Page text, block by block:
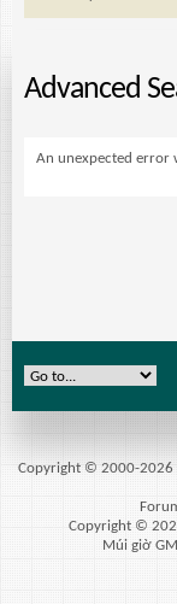
Advanced
An unexpected error
Copyright © 2000-2026
Copyright ©
Múi giờ